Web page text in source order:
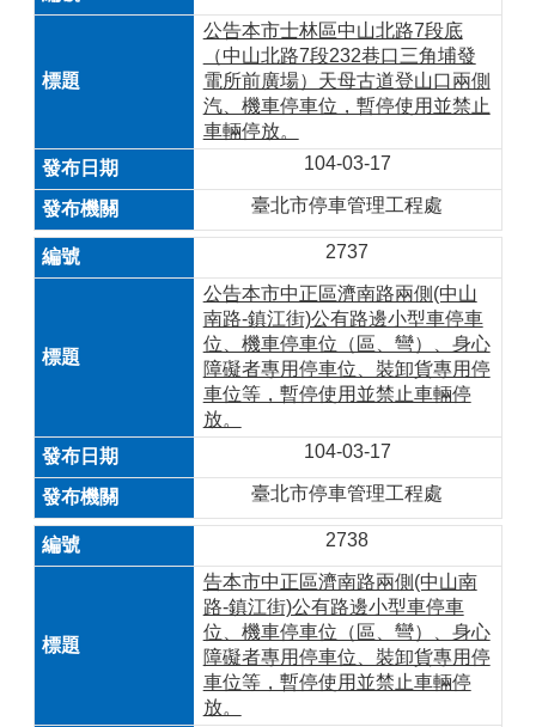
公告本市士林區中山北路7段底
（中山北路7段232巷口三角埔發
電所前廣場）天母古道登山口兩側
汽、機車停車位，暫停使用並禁止
車輛停放。
104-03-17
臺北市停車管理工程處
2737
公告本市中正區濟南路兩側(中山
南路-鎮江街)公有路邊小型車停車
位、機車停車位（區、彎）、身心
障礙者專用停車位、裝卸貨專用停
車位等，暫停使用並禁止車輛停
放。
104-03-17
臺北市停車管理工程處
2738
告本市中正區濟南路兩側(中山南
路-鎮江街)公有路邊小型車停車
位、機車停車位（區、彎）、身心
障礙者專用停車位、裝卸貨專用停
車位等，暫停使用並禁止車輛停
放。